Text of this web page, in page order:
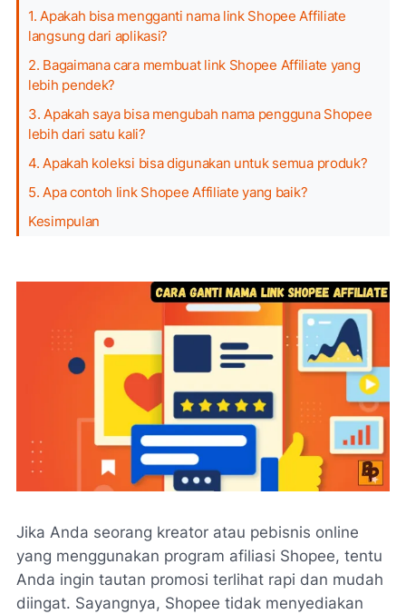
1. Apakah bisa mengganti nama link Shopee Affiliate
langsung dari aplikasi?
2. Bagaimana cara membuat link Shopee Affiliate yang
lebih pendek?
3. Apakah saya bisa mengubah nama pengguna Shopee
lebih dari satu kali?
4. Apakah koleksi bisa digunakan untuk semua produk?
5. Apa contoh link Shopee Affiliate yang baik?
Kesimpulan
Jika Anda seorang kreator atau pebisnis online
yang menggunakan program afiliasi Shopee, tentu
Anda ingin tautan promosi terlihat rapi dan mudah
diingat. Sayangnya, Shopee tidak menyediakan